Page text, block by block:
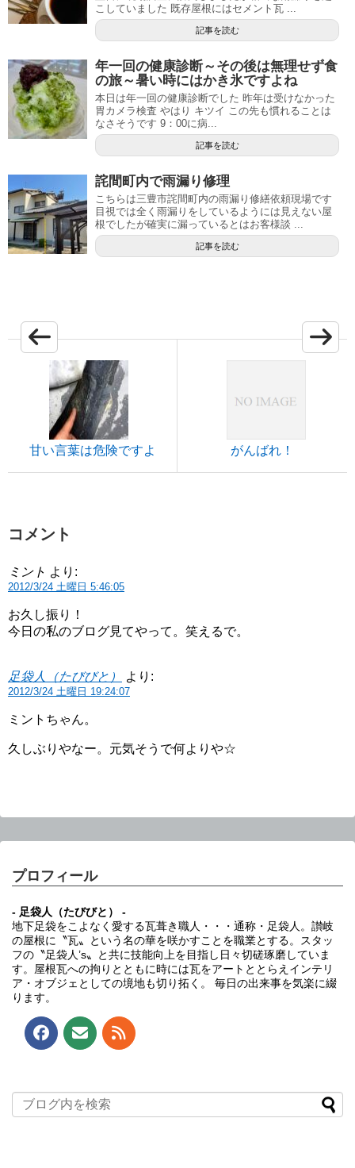
こしていました 既存屋根にはセメント瓦 ...
記事を読む
年一回の健康診断～その後は無理せず食
の旅～暑い時にはかき氷ですよね
本日は年一回の健康診断でした 昨年は受けなかった
胃カメラ検査 やはり キツイ この先も慣れることは
なさそうです 9：00に病...
記事を読む
詫間町内で雨漏り修理
こちらは三豊市詫間町内の雨漏り修繕依頼現場です
目視では全く雨漏りをしているようには見えない屋
根でしたが確実に漏っているとはお客様談 ...
記事を読む
甘い言葉は危険ですよ がんばれ！
コメント
ミント より:
2012/3/24 土曜日 5:46:05
お久し振り！
今日の私のブログ見てやって。笑えるで。
足袋人（たびびと） より:
2012/3/24 土曜日 19:24:07
ミントちゃん。
久しぶりやなー。元気そうで何よりや☆
プロフィール
- 足袋人（たびびと） -
地下足袋をこよなく愛する瓦葺き職人・・・通称・足袋人。讃岐
の屋根に〝瓦〟という名の華を咲かすことを職業とする。スタッ
フの〝足袋人’s〟と共に技能向上を目指し日々切磋琢磨していま
す。屋根瓦への拘りとともに時には瓦をアートととらえインテリ
ア・オブジェとしての境地も切り拓く。 毎日の出来事を気楽に綴
ります。